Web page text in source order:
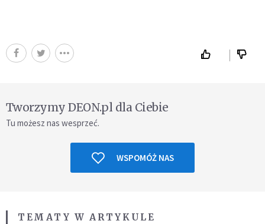
Tworzymy DEON.pl dla Ciebie
Tu możesz nas wesprzeć.
WSPOMÓŻ NAS
TEMATY W ARTYKULE